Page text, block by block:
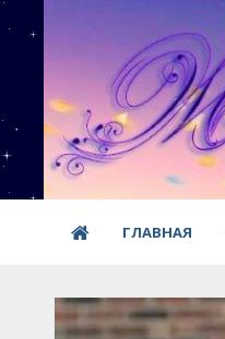
ГЛАВНАЯ